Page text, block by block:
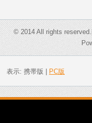
© 2014 All rights
表示: 携帯版 | PC版